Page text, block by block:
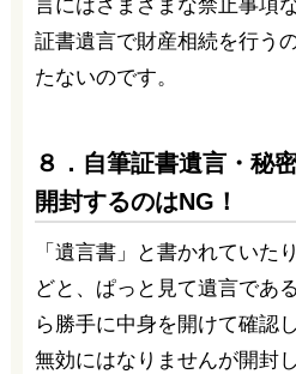
言にはさまざまな禁止事項
証書遺言で財産相続を行う
たないのです。
８．自筆証書遺言・秘
開封するのはNG！
「遺言書」と書かれていた
どと、ぱっと見て遺言であ
ら勝手に中身を開けて確認
無効にはなりませんが開封